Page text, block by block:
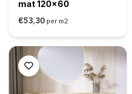
mat 120x60
€53,30 per m2